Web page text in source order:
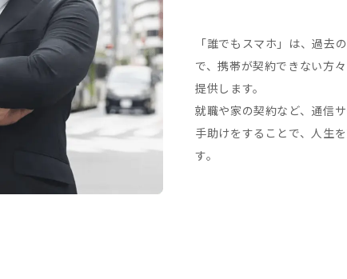
「誰でもスマホ」は、過去
で、携帯が契約できない方
提供します。
就職や家の契約など、通信
手助けをすることで、人生
す。